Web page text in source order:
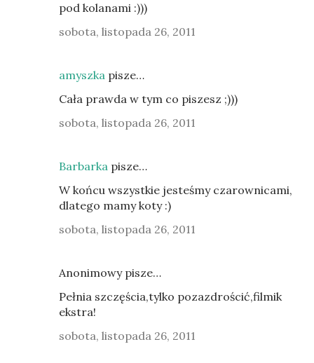
pod kolanami :)))
sobota, listopada 26, 2011
amyszka pisze…
Cała prawda w tym co piszesz ;)))
sobota, listopada 26, 2011
Barbarka pisze…
W końcu wszystkie jesteśmy czarownicami,
dlatego mamy koty :)
sobota, listopada 26, 2011
Anonimowy pisze…
Pełnia szczęścia,tylko pozazdrościć,filmik
ekstra!
sobota, listopada 26, 2011